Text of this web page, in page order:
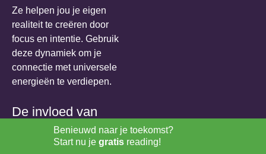
Ze helpen jou je eigen
realiteit te creëren door
focus en intentie. Gebruik
deze dynamiek om je
connectie met universele
energieën te verdiepen.
De invloed van
opeenvolgende
getallen zoals 111 en
Benieuwd naar je toekomst?
Start nu je gratis reading!